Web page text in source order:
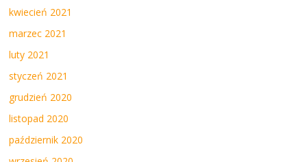
kwiecień 2021
marzec 2021
luty 2021
styczeń 2021
grudzień 2020
listopad 2020
październik 2020